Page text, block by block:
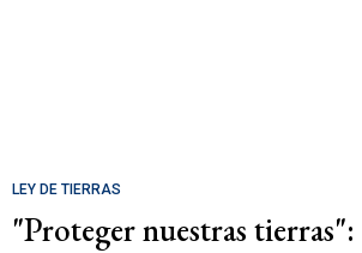
LEY DE TIERRAS
"Proteger nuestras